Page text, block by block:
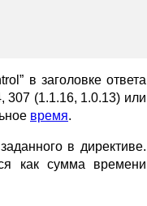
в заголовке ответа
307 (1.1.16, 1.0.13) или
время.
в директиве.
как сумма времени